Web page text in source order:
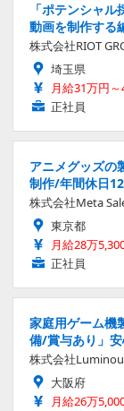
「ポテンシャ
動画を制作する
株式会社RIOT
埼玉県
月給31万円
正社員
アニメグッズの
制作/年間休日
株式会社Meta
東京都
月給28万
正社員
家庭用ゲーム機
備/賞与あり」
株式会社
大阪府
月給26万